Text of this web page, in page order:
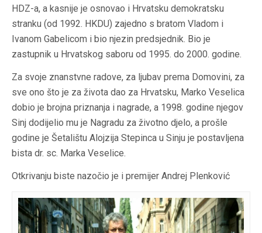
HDZ-a, a kasnije je osnovao i Hrvatsku demokratsku
stranku (od 1992. HKDU) zajedno s bratom Vladom i
Ivanom Gabelicom i bio njezin predsjednik. Bio je
zastupnik u Hrvatskog saboru od 1995. do 2000. godine.
Za svoje znanstvne radove, za ljubav prema Domovini, za
sve ono što je za života dao za Hrvatsku, Marko Veselica
dobio je brojna priznanja i nagrade, a 1998. godine njegov
Sinj dodijelio mu je Nagradu za životno djelo, a prošle
godine je Šetalištu Alojzija Stepinca u Sinju je postavljena
bista dr. sc. Marka Veselice.
Otkrivanju biste nazočio je i premijer Andrej Plenković